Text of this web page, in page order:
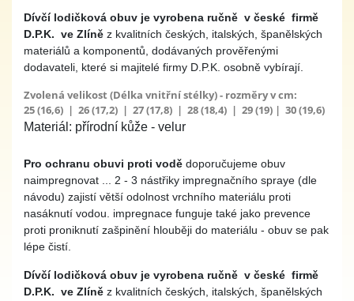
Dívčí lodičková obuv je vyrobena ručně v české firmě
D.P.K. ve Zlíně z kvalitních českých, italských, španělských
materiálů a komponentů, dodávaných prověřenými
dodavateli, které si majitelé firmy D.P.K. osobně vybírají.
Zvolená velikost (Délka vnitřní stélky) - rozměry v cm:
25 (16,6) | 26 (17,2) | 27 (17,8) | 28 (18,4) | 29 (19) | 30 (19,6)
Materiál: přírodní kůže - velur
Pro ochranu obuvi proti vodě doporučujeme obuv
naimpregnovat ... 2 - 3 nástřiky impregnačního spraye (dle
návodu) zajistí větší odolnost vrchního materiálu proti
nasáknutí vodou. impregnace funguje také jako prevence
proti proniknutí zašpinění hlouběji do materiálu - obuv se pak
lépe čistí.
Dívčí lodičková obuv je vyrobena ručně v české firmě
D.P.K. ve Zlíně z kvalitních českých, italských, španělských